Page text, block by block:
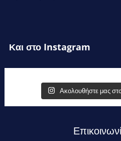
Και στο Instagram
Ακολουθήστε μας